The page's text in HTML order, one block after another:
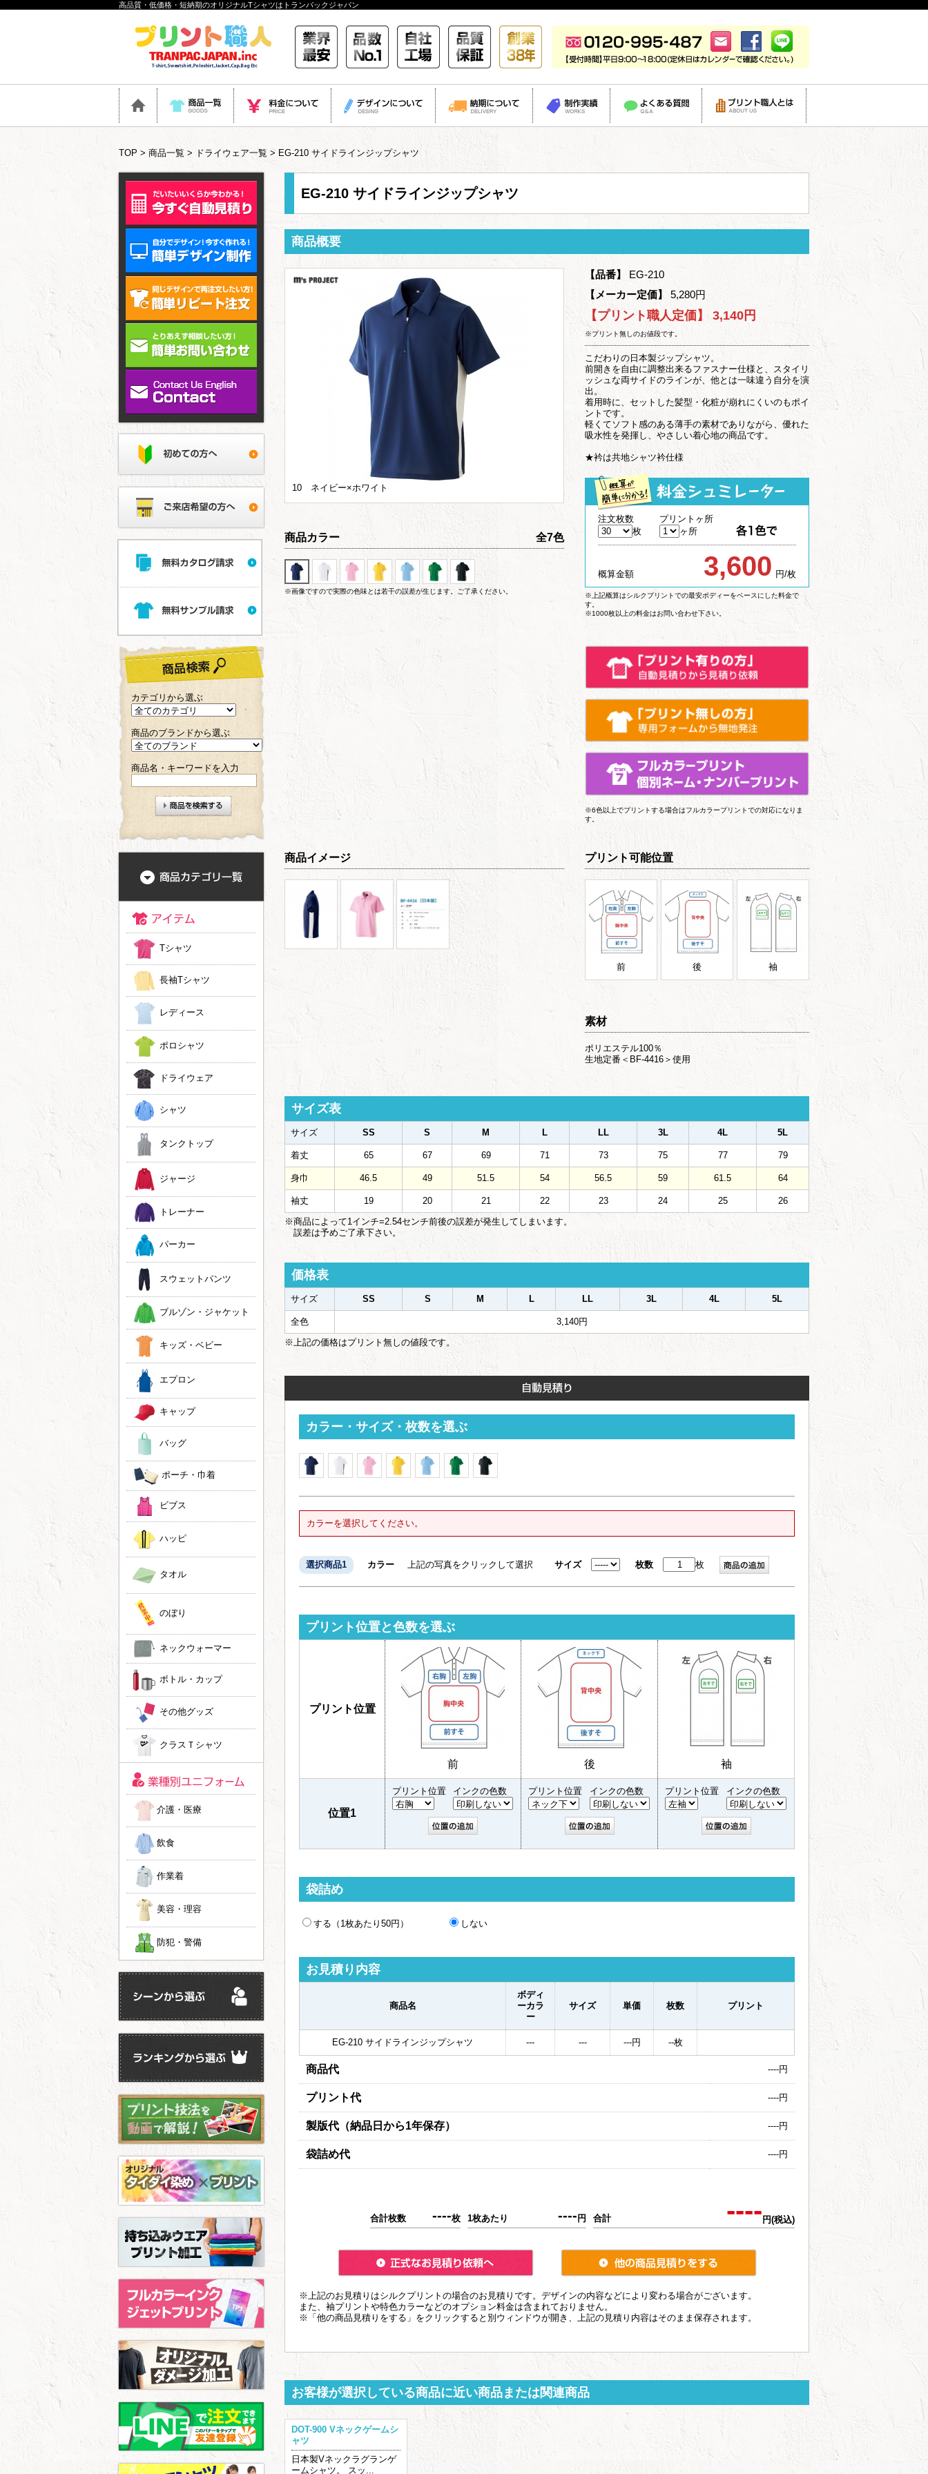
高品質・低価格・短納期のオリジナルTシャツはトランパックジャパン
TOP > 商品一覧 > ドライウェア一覧 > EG-210 サイドラインジップシャツ
EG-210 サイドラインジップシャツ
商品概要
10 ネイビー×ホワイト
商品カラー 全7色
※画像ですので実際の色味とは若干の誤差が生じます。ご了承ください。
【品番】
EG-210
【メーカー定価】
5,280円
【プリント職人定価】 3,140円
※プリント無しのお値段です。
こだわりの日本製ジップシャツ。
前開きを自由に調整出来るファスナー仕様と、スタイリ
ッシュな両サイドのラインが、他とは一味違う自分を演
出。
着用時に、セットした髪型・化粧が崩れにくいのもポイ
ントです。
軽くてソフト感のある薄手の素材でありながら、優れた
吸水性を発揮し、やさしい着心地の商品です。
★衿は共地シャツ衿仕様
注文枚数
プリントヶ所
枚
ヶ所
概算金額 3,600 円/枚
※上記概算はシルクプリントでの最安ボディーをベースにした料金で
す。
※1000枚以上の料金はお問い合わせ下さい。
※6色以上でプリントする場合はフルカラープリントでの対応になりま
す。
商品イメージ プリント可能位置
前 後 袖
素材
ポリエステル100％
生地定番＜BF-4416＞使用
サイズ表
サイズ SS S M L LL 3L 4L 5L
着丈 65 67 69 71 73 75 77 79
身巾 46.5 49 51.5 54 56.5 59 61.5 64
袖丈 19 20 21 22 23 24 25
26
※商品によって1インチ=2.54センチ前後の誤差が発生してしまいます。
誤差は予めご了承下さい。
価格表
サイズ SS S M L LL 3L 4L 5L
全色
3,140円
※上記の価格はプリント無しの値段です。
カラー・サイズ・枚数を選ぶ
カラーを選択してください。
選択商品1 カラー 上記の写真をクリックして選択 サイズ 枚数 枚
プリント位置と色数を選ぶ
プリント位置
前 後 袖
位置1
プリント位置 インクの色数 プリント位置 インクの色数 プリント位置 インクの色数
袋詰め
する（1枚あたり50円） しない
お見積り内容
商品名
ボディ
ーカラ
ー
サイズ 単価 枚数 プリント
EG-210 サイドラインジップシャツ --- --- ---円 --枚
商品代 ----円
プリント代 ----円
製版代（納品日から1年保存） ----円
袋詰め代 ----円
合計枚数 ----枚 1枚あたり ----円 合計 ----円(税込)
※上記のお見積りはシルクプリントの場合のお見積りです。デザインの内容などにより変わる場合がございます。
また、袖プリントや特色カラーなどのオプション料金は含まれておりません。
※「他の商品見積りをする」をクリックすると別ウィンドウが開き、上記の見積り内容はそのまま保存されます。
お客様が選択している商品に近い商品または関連商品
DOT-900 Vネックゲームシ
ャツ
日本製Vネックラグランゲ
ームシャツ。 スッ...
適な、国産ポケット付...
カテゴリから選ぶ
商品のブランドから選ぶ
商品名・キーワードを入力
Tシャツ
長袖Tシャツ
レディース
ポロシャツ
ドライウェア
シャツ
タンクトップ
ジャージ
トレーナー
パーカー
スウェットパンツ
ブルゾン・ジャケット
キッズ・ベビー
エプロン
キャップ
バッグ
ポーチ・巾着
ビブス
ハッピ
タオル
のぼり
ネックウォーマー
ボトル・カップ
その他グッズ
クラスＴシャツ
介護・医療
飲食
作業着
美容・理容
防犯・警備